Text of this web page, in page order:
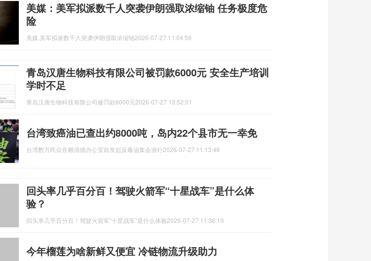
美媒：美军拟派数千人突袭伊朗强取浓缩铀 任务极度危
险
美媒,美军拟派数千人突袭伊朗强取浓缩铀2026-07-27 11:04:56
青岛汉唐生物科技有限公司被罚款6000元 安全生产培训
学时不足
青岛汉唐生物科技有限公司被罚款6000元2026-07-27 13:52:01
台湾致癌油已查出约8000吨，岛内22个县市无一幸免
台湾数万民众在赖清德办公室前发起反毒油集会游行2026-07-27 11:13:46
回头率几乎百分百！驾驶火箭军“十星战车”是什么体
验？
回头率几乎百分百！驾驶火箭军“十星战车”是什么体验2026-07-27 11:36:10
今年榴莲为啥新鲜又便宜 冷链物流升级助力